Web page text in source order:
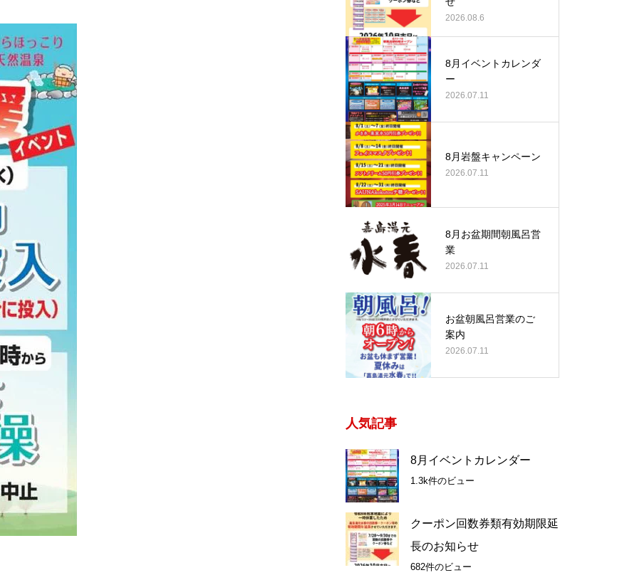
2026.08.6
8月イベントカレンダ
ー
2026.07.11
8月岩盤キャンペーン
2026.07.11
8月お盆期間朝風呂営
業
2026.07.11
お盆朝風呂営業のご
案内
2026.07.11
人気記事
8月イベントカレンダー
1.3k件のビュー
クーポン回数券類有効期限延
長のお知らせ
682件のビュー